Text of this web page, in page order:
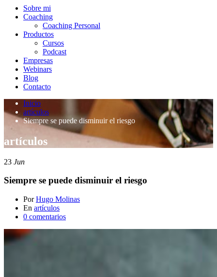
Sobre mi
Coaching
Coaching Personal
Productos
Cursos
Podcast
Empresas
Webinars
Blog
Contacto
Inicio
artículos
Siempre se puede disminuir el riesgo
artículos
23 Jun
Siempre se puede disminuir el riesgo
Por Hugo Molinas
En artículos
0 comentarios